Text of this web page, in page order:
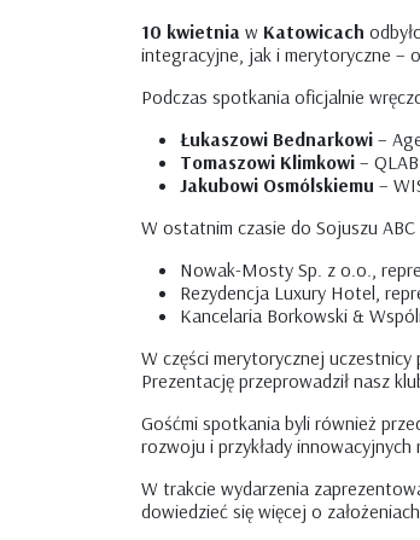
10 kwietnia w Katowicach
integracyjne, jak i merytoryczne –
Podczas spotkania oficjalnie
Łukaszowi Bednarkowi –
Tomaszowi Klimkowi –
Jakubowi Osmólskiemu –
W ostatnim czasie do Sojuszu
Nowak-Mosty Sp. z o.o.,
Rezydencja Luxury Hotel,
Kancelaria Borkowski &
W części merytorycznej
Prezentację przeprowadził nasz
Gośćmi spotkania byli również
rozwoju i przykłady
W trakcie wydarzenia
dowiedzieć się więcej o